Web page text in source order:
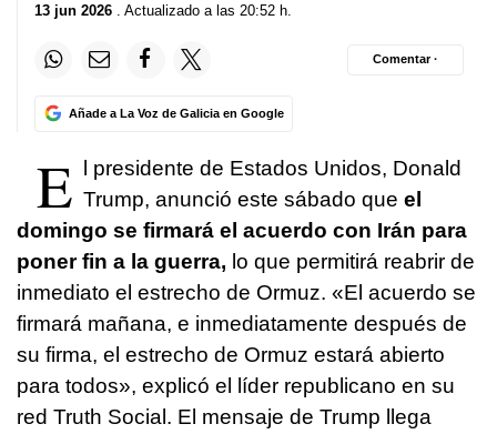
13 jun 2026 . Actualizado a las 20:52 h.
Añade a La Voz de Galicia en Google
Comentar ·
E l presidente de Estados Unidos, Donald
Trump, anunció este sábado que el
domingo se firmará el acuerdo con Irán para
poner fin a la guerra, lo que permitirá reabrir de
inmediato el estrecho de Ormuz. «El acuerdo se
firmará mañana, e inmediatamente después de
su firma, el estrecho de Ormuz estará abierto
para todos», explicó el líder republicano en su
red Truth Social. El mensaje de Trump llega